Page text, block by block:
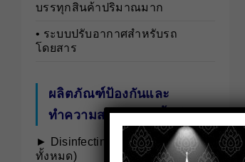
บรรทุกสินค้าปริมาณมาก
• ระบบปรับอากาศสำหรับรถ
โดยสาร
ผลิตภัณฑ์ป้องกันและ
ทำความสะอาดฆ่าเชื้อโรค
► Disinfecting and Cleaning …(ดู
ทั้งหมด)